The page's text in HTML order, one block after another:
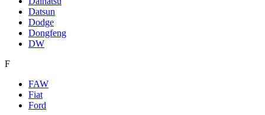
Datsun
Dodge
Dongfeng
DW
F
FAW
Fiat
Ford